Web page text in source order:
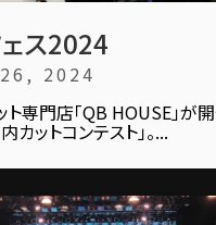
ス2024
2024
ト専門店「QB HOUSE」が
カットコンテスト」。...